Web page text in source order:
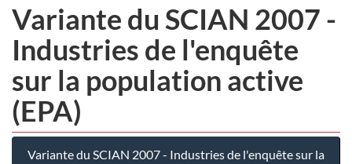
Variante du SCIAN 2007 -
Industries de l'enquête
sur la population active
(EPA)
Variante du SCIAN 2007 - Industries de l'enquête sur la